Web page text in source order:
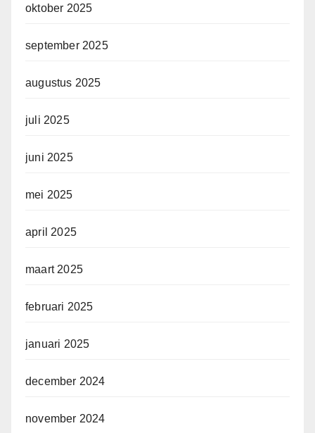
oktober 2025
september 2025
augustus 2025
juli 2025
juni 2025
mei 2025
april 2025
maart 2025
februari 2025
januari 2025
december 2024
november 2024